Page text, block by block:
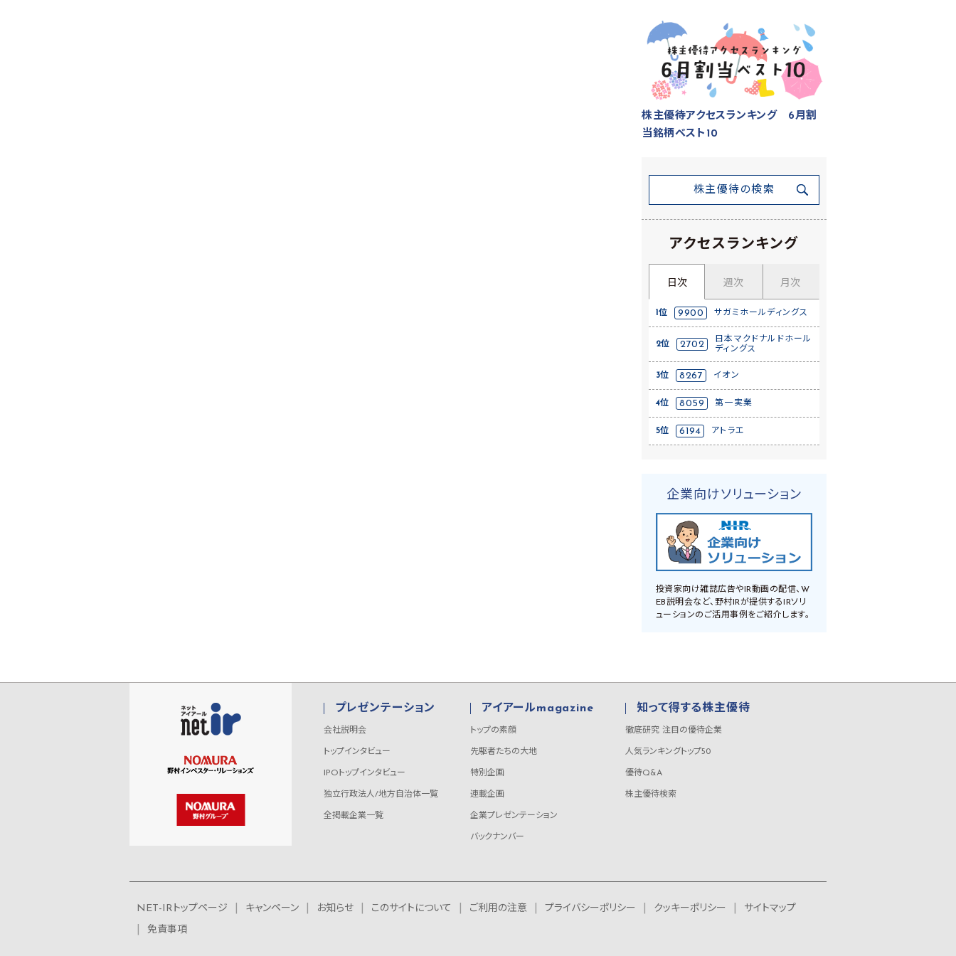
株主優待アクセスランキング 6月割
当銘柄ベスト10
株主優待の検索
アクセスランキング
日次 週次 月次
1位 9900 サガミホールディングス
2位 2702
日本マクドナルドホール
ディングス
3位 8267 イオン
4位 8059 第一実業
5位 6194 アトラエ
企業向けソリューション
投資家向け雑誌広告やIR動画の配信、W
EB説明会など、野村IRが提供するIRソリ
ューションのご活用事例をご紹介します。
プレゼンテーション
会社説明会
トップインタビュー
IPOトップインタビュー
独立行政法人/地方自治体一覧
全掲載企業一覧
アイアールmagazine
トップの素顔
先駆者たちの大地
特別企画
連載企画
企業プレゼンテーション
バックナンバー
知って得する株主優待
徹底研究 注目の優待企業
人気ランキングトップ50
優待Q&A
株主優待検索
NET-IRトップページ キャンペーン お知らせ このサイトについて ご利用の注意 プライバシーポリシー クッキーポリシー
サイトマップ
免責事項